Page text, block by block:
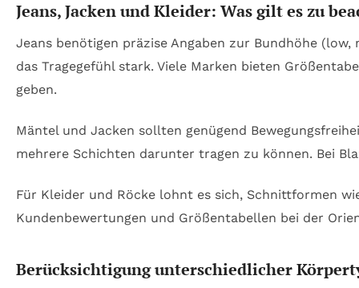
Jeans, Jacken und Kleider: Was gilt es zu
Jeans benötigen präzise Angaben zur Bundhöhe
das Tragegefühl stark. Viele Marken bieten
geben.
Mäntel und Jacken sollten genügend
mehrere Schichten darunter tragen zu können. Bei
Für Kleider und Röcke lohnt es sich, Schnittformen
Kundenbewertungen und Größentabellen bei der
Berücksichtigung unterschiedlicher